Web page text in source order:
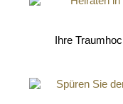
Ihre